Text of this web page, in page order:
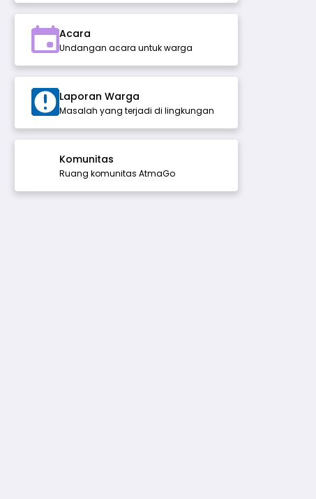
Acara
Undangan acara untuk warga
Laporan Warga
Masalah yang terjadi di lingkungan
Komunitas
Ruang komunitas AtmaGo